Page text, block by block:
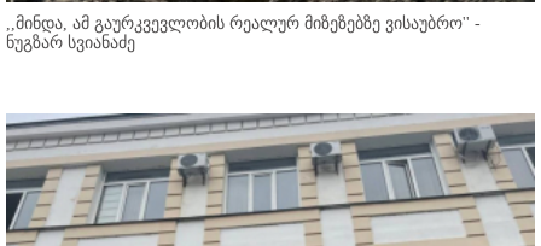
,,მინდა, ამ გაურკვევლობის რეალურ მიზეზებზე ვისაუბრო'' -
ნუგზარ სვიანაძე